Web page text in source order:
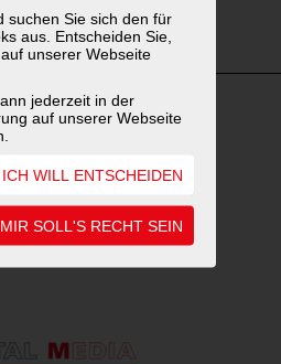
suchen Sie sich den für
aus. Entscheiden Sie,
unserer Webseite
jederzeit in der
auf unserer Webseite
ICH WILL ENTSCHEIDEN
SOLL'S RECHT SEIN
LINKS